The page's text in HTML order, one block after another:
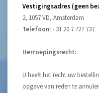
Vestigingsadres (geen
2, 1057 VD, Amsterdam
Telefoon:+31 20 7 727 737
Herroepingsrecht:
U heeft het recht uw
opgave van reden te